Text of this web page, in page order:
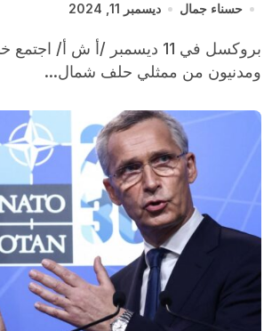
حسناء جمال ديسمبر 11, 2024
بروكسل في 11 ديسمبر /أ ش أ/ اجتمع خبراء عسكريون
ومدنيون من ممثلي حلف شمال...